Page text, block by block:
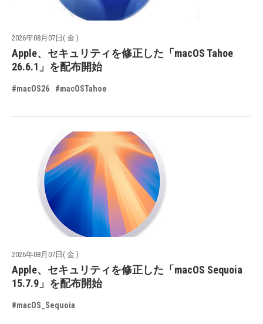
2026年08月07日( 金 )
Apple、セキュリティを修正した「macOS Tahoe
26.6.1」を配布開始
#macOS26 #macOSTahoe
2026年08月07日( 金 )
Apple、セキュリティを修正した「macOS Sequoia
15.7.9」を配布開始
#macOS_Sequoia